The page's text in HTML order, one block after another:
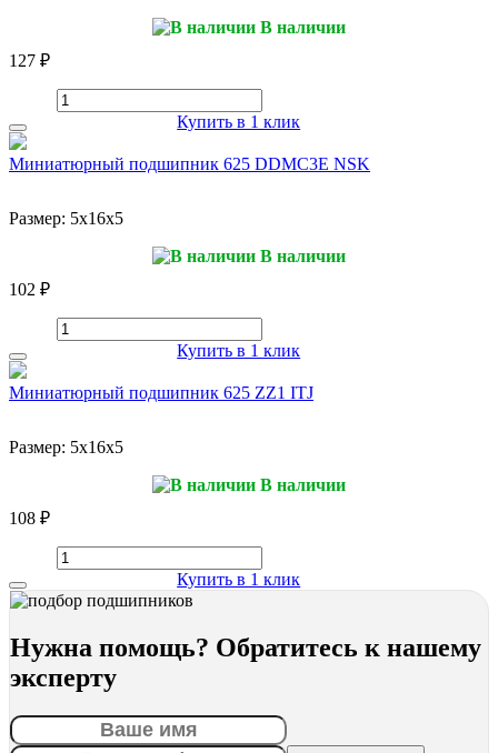
В наличии
127 ₽
Купить в 1 клик
Миниатюрный подшипник 625 DDMC3E NSK
Размер: 5x16x5
В наличии
102 ₽
Купить в 1 клик
Миниатюрный подшипник 625 ZZ1 ITJ
Размер: 5x16x5
В наличии
108 ₽
Купить в 1 клик
Нужна помощь? Обратитесь к нашему
эксперту